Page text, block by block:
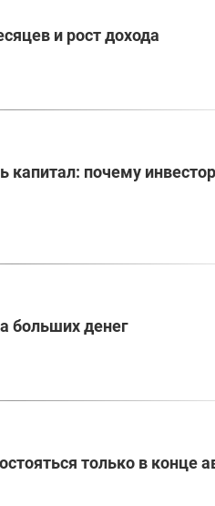
и рост дохода
капитал: почему
больших денег
только в конце